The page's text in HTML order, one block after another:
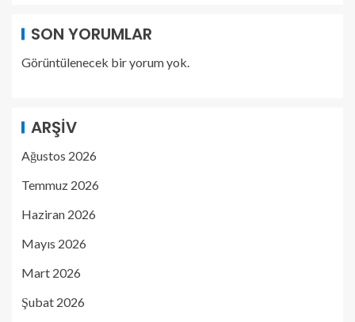
SON YORUMLAR
Görüntülenecek bir yorum yok.
ARŞIV
Ağustos 2026
Temmuz 2026
Haziran 2026
Mayıs 2026
Mart 2026
Şubat 2026